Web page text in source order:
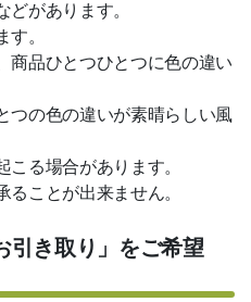
どがあります。
す。
商品ひとつひとつに色の違い
つの色の違いが素晴らしい風
る場合があります。
ことが出来ません。
引き取り」をご希望